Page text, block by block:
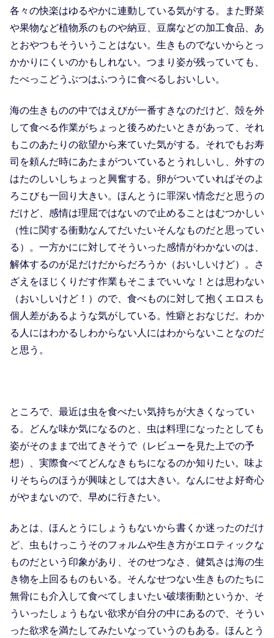
各々の快楽はゆるやかに連動している気がする。また野菜
や果物など植物系のものや納豆、豆腐などの加工食品、あ
とおやつもそういうことはない。生きものでないからとっ
かかりにくいのかもしれない。つまり姿が残っていても、
たべっこどうぶつはふつうに食べるしおいしい。
海の生きものの中ではえびが一番すきなのだけど、殻を外
して食べる作業がちょっと後ろめたいときがあって、それ
もこのあたりの欲望から来ていた気がする。それでもお寿
司を頼んだ時にあたまがついているとうれしいし、外すの
はたのしいしちょっと興奮する。卵がついていればそのよ
ろこびも一回り大きい。ほんとうに罪深い情念だと思うの
だけど、感情は理屈ではないので止めることはむつかしい
（性に関する衝動なんてだいたいそんなものだと思ってい
る）。一方かにに対してそういった感情がわかないのは、
解体するのが足だけだからだろうか（おいしいけど）。さ
ざえをほじくりだす作業もそこまでいいな！とは思わない
（おいしいけど！）ので、食べものに対して抱くエロスも
個人差があるような気がしている。性癖とおなじだ。わか
る人にはわかるしわからない人にはわからないことなのだ
と思う。
ところで、最近は虫を食べたい気持ちが大きくなってい
る。どんな味か気になるのと、虫は料理になったとしても
姿がそのままで出てきそうで（レビューを見た上での予
想）、実際食べてどんなきもちになるのか知りたい。味よ
りそちらのほうが興味としては大きい。なんにせよ好奇心
がやまないので、早めに行きたい。
あとは、ほんとうにしょうもないから書くか迷ったのだけ
ど、虫もけっこうそのフォルムや生き方がエロティックな
ものだという印象があり、そのせつなさ、健気さは海の生
き物を上回るものもいる。そんなせつない生きものたちに
無骨にも介入して食べてしまいたい破壊衝動というか、そ
ういったしょうもない欲求が自分の中にあるので、そうい
った欲求を満たしてみたいなっていうのもある。ほんとう